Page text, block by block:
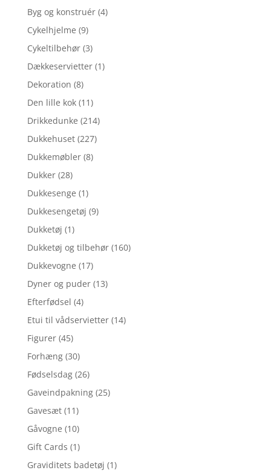
Byg og konstruér (4)
Cykelhjelme (9)
Cykeltilbehør (3)
Dækkeservietter (1)
Dekoration (8)
Den lille kok (11)
Drikkedunke (214)
Dukkehuset (227)
Dukkemøbler (8)
Dukker (28)
Dukkesenge (1)
Dukkesengetøj (9)
Dukketøj (1)
Dukketøj og tilbehør (160)
Dukkevogne (17)
Dyner og puder (13)
Efterfødsel (4)
Etui til vådservietter (14)
Figurer (45)
Forhæng (30)
Fødselsdag (26)
Gaveindpakning (25)
Gavesæt (11)
Gåvogne (10)
Gift Cards (1)
Graviditets badetøj (1)